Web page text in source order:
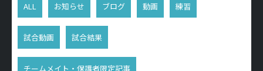
ALL お知らせ ブログ 動画 練習
試合動画 試合結果
チームメイト・保護者限定記事